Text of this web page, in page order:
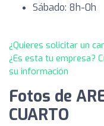
Sábado: 8h-0h
¿Quieres solicitar un
¿Es esta tu empresa?
su información
Fotos de
CUARTO